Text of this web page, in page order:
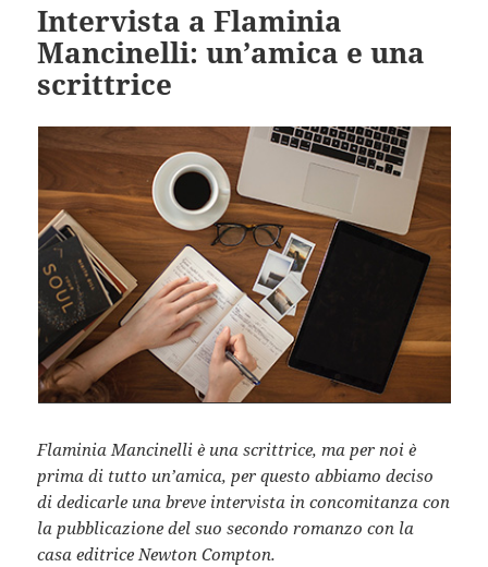
Intervista a Flaminia
Mancinelli: un’amica e una
scrittrice
Flaminia Mancinelli è una scrittrice, ma per noi è
prima di tutto un’amica, per questo abbiamo deciso
di dedicarle una breve intervista in concomitanza con
la pubblicazione del suo secondo romanzo con la
casa editrice Newton Compton.